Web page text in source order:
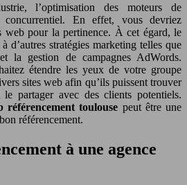
l’optimisation des moteurs de
concurrentiel. En effet, vous devriez
web pour la pertinence. À cet égard, le
d’autres stratégies marketing telles que
la gestion de campagnes AdWords.
étendre les yeux de votre groupe
sites web afin qu’ils puissent trouver
partager avec des clients potentiels.
référencement toulouse peut être une
référencement.
à une agence